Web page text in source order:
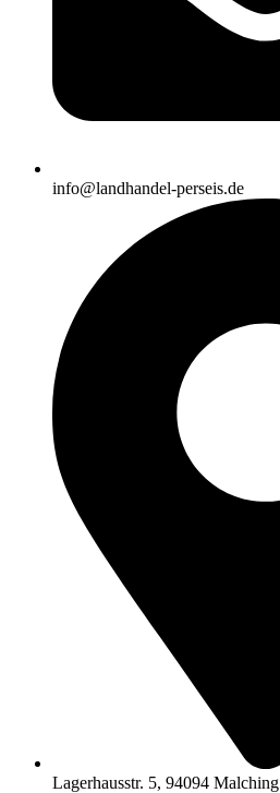
info@landhandel-perseis.de
Lagerhausstr. 5, 94094 Malching